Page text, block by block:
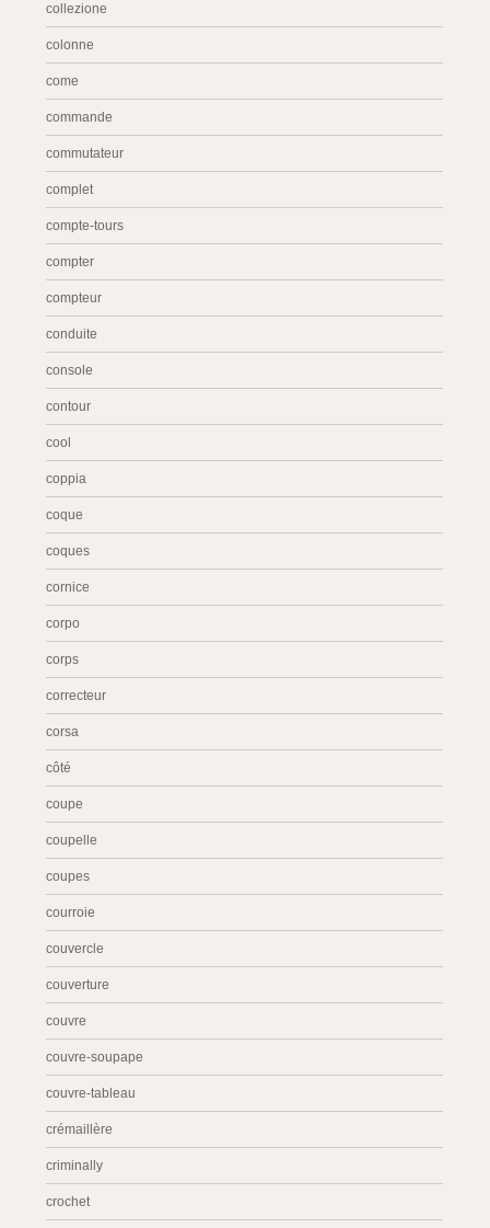
collezione
colonne
come
commande
commutateur
complet
compte-tours
compter
compteur
conduite
console
contour
cool
coppia
coque
coques
cornice
corpo
corps
correcteur
corsa
côté
coupe
coupelle
coupes
courroie
couvercle
couverture
couvre
couvre-soupape
couvre-tableau
crémaillère
criminally
crochet